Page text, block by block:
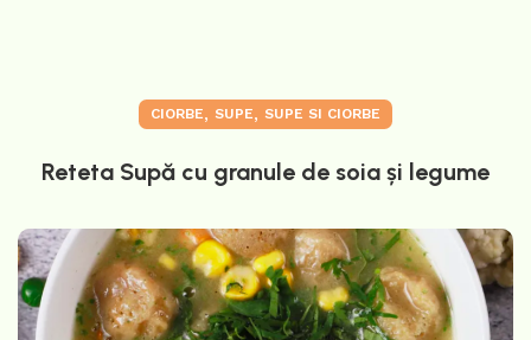
CIORBE, SUPE, SUPE SI CIORBE
Reteta Supă cu granule de soia și legume